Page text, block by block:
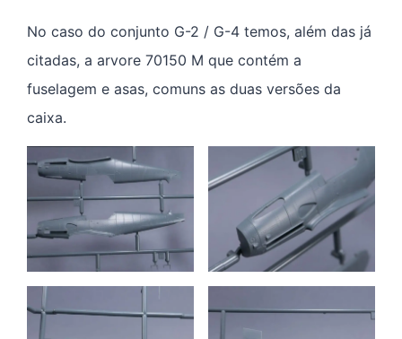
No caso do conjunto G-2 / G-4 temos, além das já
citadas, a arvore 70150 M que contém a
fuselagem e asas, comuns as duas versões da
caixa.